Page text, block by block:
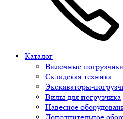
Каталог
Вилочные
Складская техника
Экскаваторы-
Вилы для погрузчика
Навесное
Дополнительное